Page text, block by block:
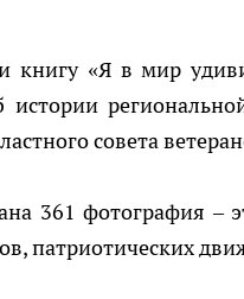
книгу «Я в мир
истории
совета
361 фотография –
патриотических